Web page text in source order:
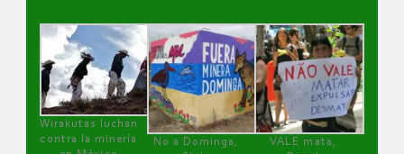
Wirakutas luchan
contra la minería
No a Dominga,
VALE mata,